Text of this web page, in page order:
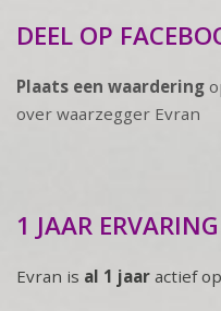
DEEL OP
Plaats een waardering
over waarzegger Evran
1 JAAR ERVARING
Evran is al 1 jaar actief